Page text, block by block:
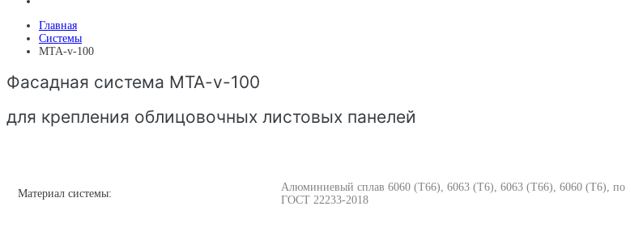
Главная
Системы
MTA-v-100
Фасадная система MTA-v-100
для крепления облицовочных листовых панелей
Материал системы:
Алюминиевый сплав 6060 (Т66), 6063 (Т6), 6063 (Т66), 6060 (Т6), по
ГОСТ 22233-2018